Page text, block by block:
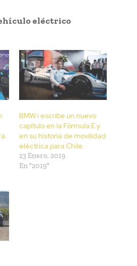
eléctrico
BMW i escribe un nuevo
capítulo en la Fórmula E y
en su historia de movilidad
eléctrica para Chile.
23 Enero, 2019
En "2019"